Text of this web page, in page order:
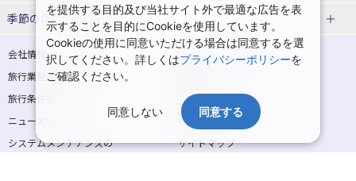
青森旅行・ツアー
岩手旅行・ツアー
宮城旅行・ツアー
秋田旅行・ツアー
山形旅行・ツアー
福島旅行・ツアー
関東
東京旅行・ツアー
神奈川旅行・ツアー
仙台旅行
那須旅行
日光旅行
小笠原旅行
大島旅行
湯の川温泉(北海道)
定山渓温泉(北海道)
十勝川温泉(北海道)
阿寒湖温泉(北海道)
洞爺湖温泉(北海道)
層雲峡温泉(北海道)
知床温泉(北海道)
一人旅 国内版
家族・子連れ旅行 国内版
カップル・夫婦旅行 国内版
女子旅 国内版
卒業旅行・学生旅行 国内版
季節の国内旅行特集
桜・お花見特集
ゴールデンウィーク（GW）の国内
旅行
夏休み・お盆の国内旅行
7月の国内旅行
8月の国内旅行
9月の国内旅行
10月の国内旅行
11月の国内旅行
会社情報
プライバシーポリシー
旅行業登録票・約款
旅行条件書
商標について
ニュースリリース
採用情報
システムメンテナンスの
サイトマップ
を提供する目的及び当社サイト外で最適な広告を表
示することを目的にCookieを使用しています。
Cookieの使用に同意いただける場合は同意するを選
択してください。詳しくはプライバシーポリシーを
ご確認ください。
同意しない 同意する